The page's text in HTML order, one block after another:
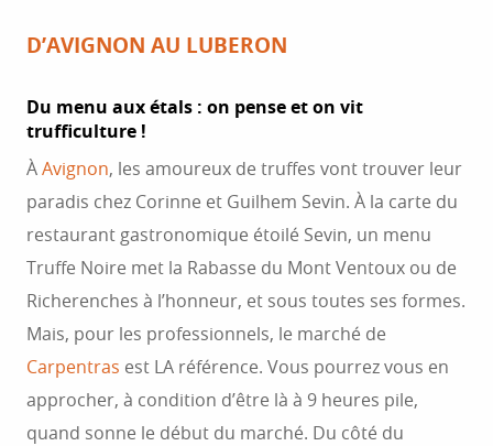
D’AVIGNON AU LUBERON
Du menu aux étals : on pense et on vit
trufficulture !
ÀAvignon, les amoureux de truffes vont trouver leur
paradis chez Corinne et Guilhem Sevin. À la carte du
restaurant gastronomique étoilé Sevin, un menu
Truffe Noire met la Rabasse du Mont Ventoux ou de
Richerenches à l’honneur, et sous toutes ses formes.
Mais, pour les professionnels, le marché de
Carpentras est LA référence. Vous pourrez vous en
approcher, à condition d’être là à 9 heures pile,
quand sonne le début du marché. Du côté du